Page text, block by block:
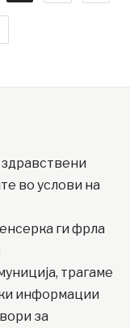
во услови на
ги фрла
трагаме
информации
за